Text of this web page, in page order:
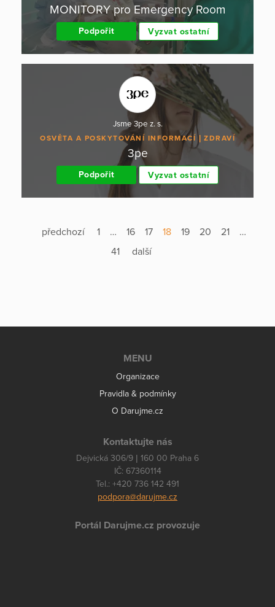
MONITORY pro Emergency Room
Podpořit Vyzvat ostatní
Jsme 3pe z. s.
OSVĚTA A POSKYTOVÁNÍ INFORMACÍ ZDRAVÍ
3pe
Podpořit Vyzvat ostatní
předchozí 1 … 16 17 18 19 20 21
…
41
další
MENU
Organizace
Pravidla & podmínky
O Darujme.cz
Kontaktujte nás
Dejvická 306/9 | 160 00 Praha 6
IČ: 67360114
Tel.: +420 736 142 491
podpora@darujme.cz
Portál Darujme.cz provozuje